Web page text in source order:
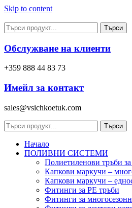
Skip to content
Търси
Обслужване на клиенти
+359 888 44 83 73
Имейл за контакт
sales@vsichkoetuk.com
Търси
Начало
ПОЛИВНИ СИСТЕМИ
Полиетиленови тръби
Капкови маркучи –
Капкови маркучи –
Фитинги за PE тръби
Фитинги за